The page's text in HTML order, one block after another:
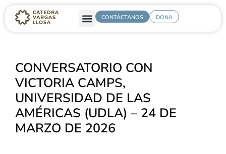
CONTÁCTANOS DONA
CONVERSATORIO CON
VICTORIA CAMPS,
UNIVERSIDAD DE LAS
AMÉRICAS (UDLA) – 24 DE
MARZO DE 2026